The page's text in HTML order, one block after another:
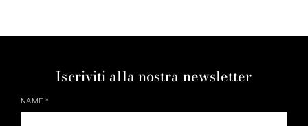
Iscriviti alla nostra newsletter
NAME*